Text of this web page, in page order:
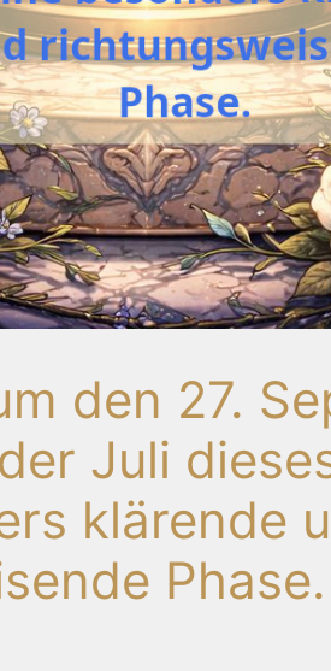
den 27.
Juli
klärende
Phase.